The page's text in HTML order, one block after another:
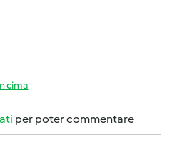
cima
per poter commentare